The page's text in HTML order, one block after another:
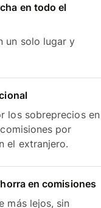
en todo el
un solo lugar y
los sobreprecios en
por
el extranjero.
en comisiones
más lejos, sin